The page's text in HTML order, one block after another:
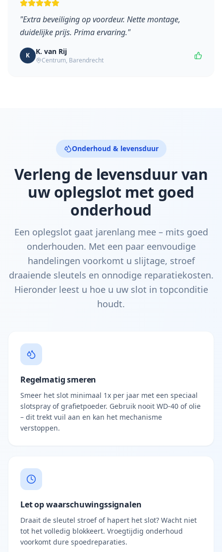
"Extra beveiliging op voordeur. Nette montage,
duidelijke prijs. Prima ervaring."
K K. van Rij
Centrum, Barendrecht
Onderhoud & levensduur
Verleng de levensduur van
uw oplegslot met goed
onderhoud
Een oplegslot gaat jarenlang mee – mits goed
onderhouden. Met een paar eenvoudige
handelingen voorkomt u slijtage, stroef
draaiende sleutels en onnodige reparatiekosten.
Hieronder leest u hoe u uw slot in topconditie
houdt.
Regelmatig smeren
Smeer het slot minimaal 1x per jaar met een speciaal
slotspray of grafietpoeder. Gebruik nooit WD-40 of olie
– dit trekt vuil aan en kan het mechanisme
verstoppen.
Let op waarschuwingssignalen
Draait de sleutel stroef of hapert het slot? Wacht niet
tot het volledig blokkeert. Vroegtijdig onderhoud
voorkomt dure spoedreparaties.